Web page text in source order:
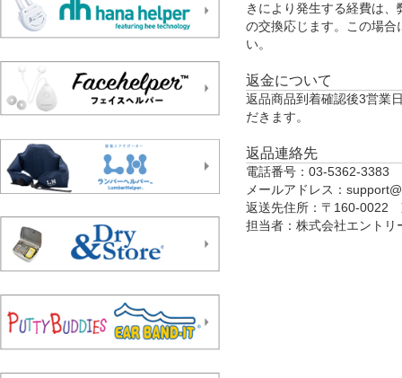
きにより発生する経費は
の交換応じます。この場
い。
返金について
返品商品到着確認後3営業
だきます。
返品連絡先
電話番号：03-5362-3383
メールアドレス：
返送先住所：〒160-0022
担当者：株式会社エント